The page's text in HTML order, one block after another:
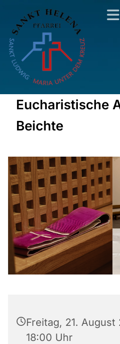
Eucharistische
Beichte
Freitag, 21. August
18:00 Uhr